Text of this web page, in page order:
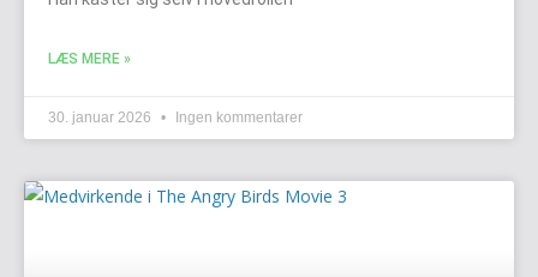
LÆS MERE »
30. januar 2026 Ingen kommentarer